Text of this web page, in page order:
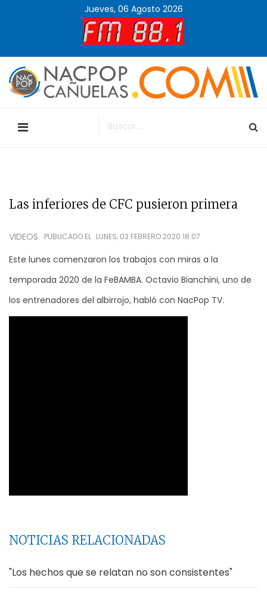
Jueves, 06 Agosto 2026
Las inferiores de CFC pusieron primera
VIDEOS PUBLICADO EL LUNES, 03 FEBRERO 2020 18:07
Este lunes comenzaron los trabajos con miras a la
temporada 2020 de la FeBAMBA. Octavio Bianchini, uno de
los entrenadores del albirrojo, habló con NacPop TV.
NOTICIAS RELACIONADAS
"Los hechos que se relatan no son consistentes"